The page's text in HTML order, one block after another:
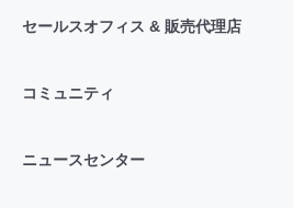
セールスオフィス & 販売代理店
コミュニティ
ニュースセンター